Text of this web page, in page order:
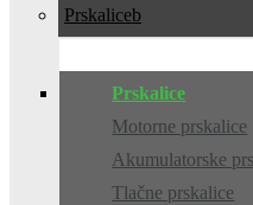
Prskalice
Prskalice
Motorne prskalice
Akumulatorske
Tlačne prskalice